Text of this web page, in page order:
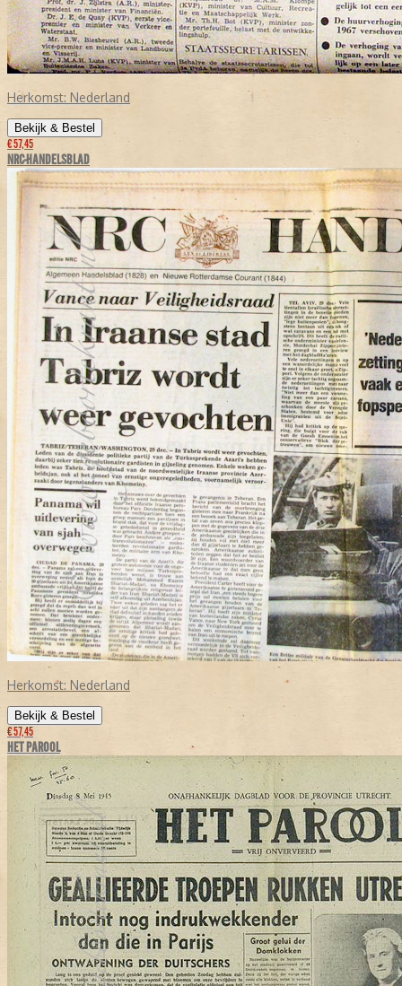
Herkomst: Nederland
Bekijk & Bestel
€ 57,45
NRC-HANDELSBLAD
Herkomst: Nederland
Bekijk & Bestel
€ 57,45
HET PAROOL